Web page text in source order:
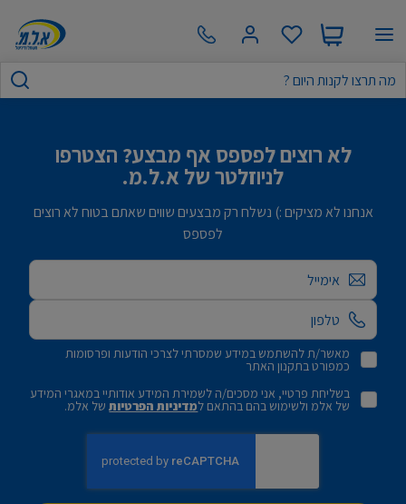
לא רוצים לפספס אף מבצע? הצטרפו
לניוזלטר של א.ל.מ.
אנחנו לא מציקים :) נשלח רק מבצעים שווים שאתם בטוח לא רוצים
לפספס
אימייל
מאשר/ת להשתמש במידע שמסרתי לצרכי הודעות ופרסומות
כמפורט בתקנון האתר
בשליחת פרטיי, אני מסכים/ה לשמירת המידע אודותיי במאגרי המידע
של אלמ ולשימוש בהם בהתאם למדיניות הפרטיותשל אלמ.